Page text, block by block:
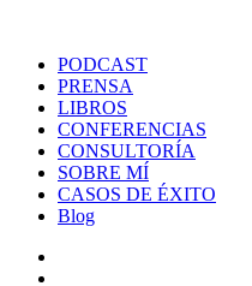
PODCAST
PRENSA
LIBROS
CONFERENCIAS
CONSULTORÍA
SOBRE MÍ
CASOS DE ÉXITO
Blog